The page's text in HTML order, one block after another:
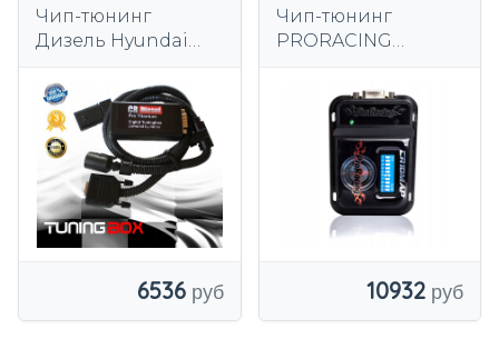
Чип-тюнинг
Дизель Hyundai
i40, ix35, Santa Fe,
Tucson
6536
Чип-тюнинг
PRORACING
10932